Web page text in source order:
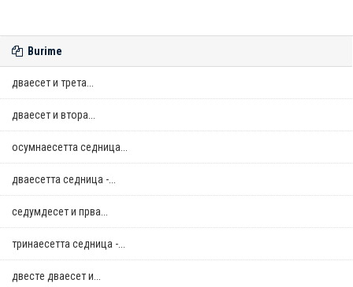
Burime
дваесет и трета...
дваесет и втора...
осумнaесетта седница...
дваесетта седница -...
седумдесет и прва...
тринаесетта седница -...
двестe дваесет и...